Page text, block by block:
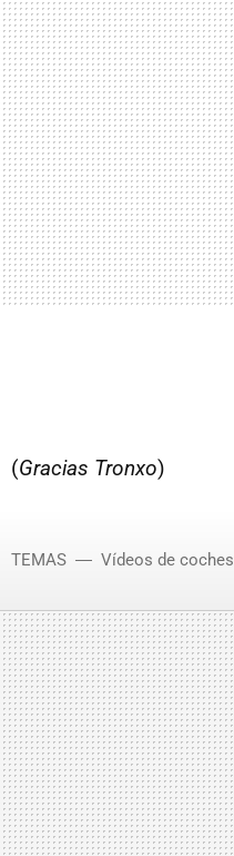
(Gracias Tronxo)
TEMAS Vídeos de coches